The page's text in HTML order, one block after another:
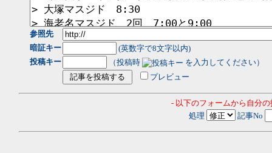
参照先
暗証キー
(英数字で8文字以内)
投稿キー
（投稿時
を入力してください）
プレビュー
- 以下のフォームから自分
処理
記事No